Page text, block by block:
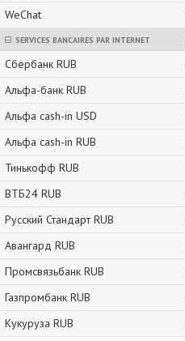
WeChat
SERVICES BANCAIRES PAR INTERNET
Сбербанк RUB
Альфа-банк RUB
Альфа cash-in USD
Альфа cash-in RUB
Тинькофф RUB
ВТБ24 RUB
Русский Стандарт RUB
Авангард RUB
Промсвязьбанк RUB
Газпромбанк RUB
Кукуруза RUB